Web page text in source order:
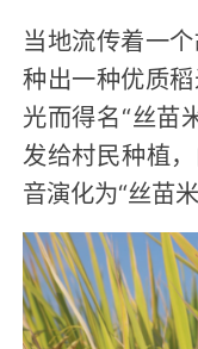
当地流传着一
种出一种优质
光而得名“丝苗
发给村民种植
音演化为“丝苗米